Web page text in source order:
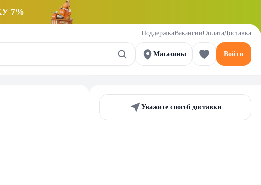
7%
ПоддержкаВакансииОплатаДоставка
Магазины Войти
Укажите способ доставки